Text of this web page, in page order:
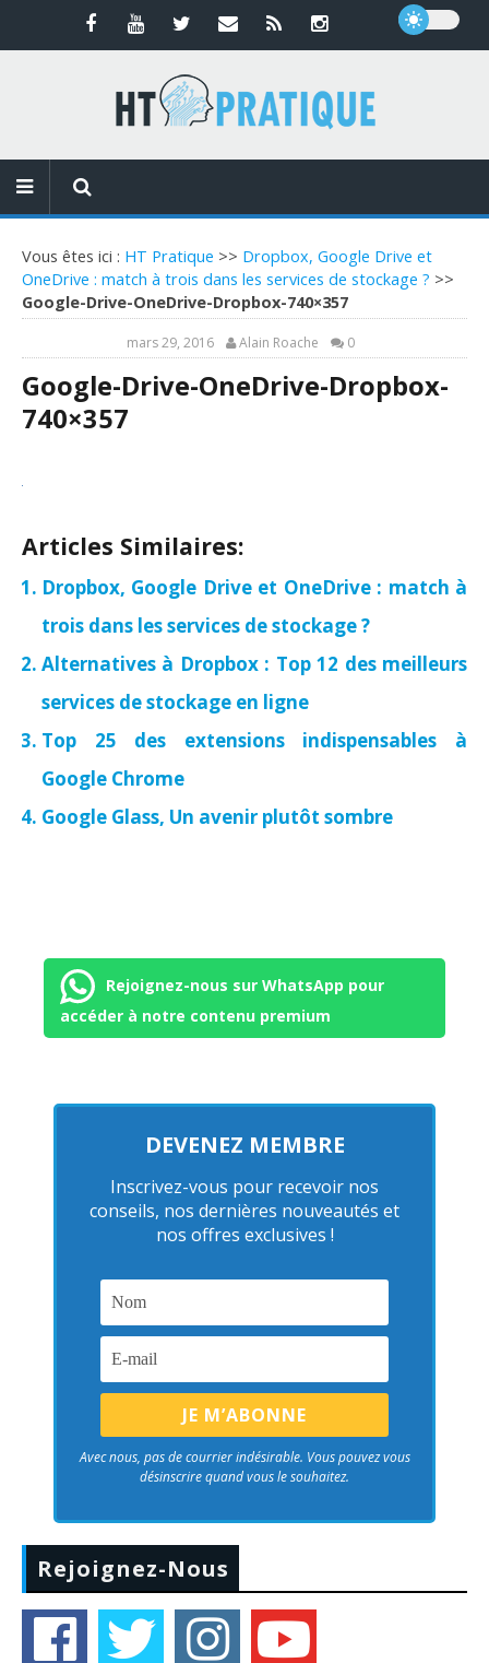
Vous êtes ici : HT Pratique >> Dropbox, Google Drive et
OneDrive : match à trois dans les services de stockage ? >>
Google-Drive-OneDrive-Dropbox-740×357
mars 29, 2016 Alain Roache 0
Google-Drive-OneDrive-Dropbox-
740×357
Articles Similaires:
Dropbox, Google Drive et OneDrive : match à
trois dans les services de stockage ?
Alternatives à Dropbox : Top 12 des meilleurs
services de stockage en ligne
Top 25 des extensions indispensables à
Google Chrome
Google Glass, Un avenir plutôt sombre
Rejoignez-nous sur WhatsApp pour
accéder à notre contenu premium
DEVENEZ MEMBRE
Inscrivez-vous pour recevoir nos
conseils, nos dernières nouveautés et
nos offres exclusives !
Avec nous, pas de courrier indésirable. Vous pouvez vous
désinscrire quand vous le souhaitez.
Rejoignez-Nous